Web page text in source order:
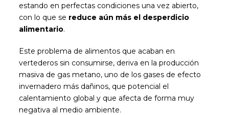
estando en perfectas condiciones una vez abierto,
con lo que se reduce aún más el desperdicio
alimentario.
Este problema de alimentos que acaban en
vertederos sin consumirse, deriva en la producción
masiva de gas metano, uno de los gases de efecto
invernadero más dañinos, que potencial el
calentamiento global y que afecta de forma muy
negativa al medio ambiente.